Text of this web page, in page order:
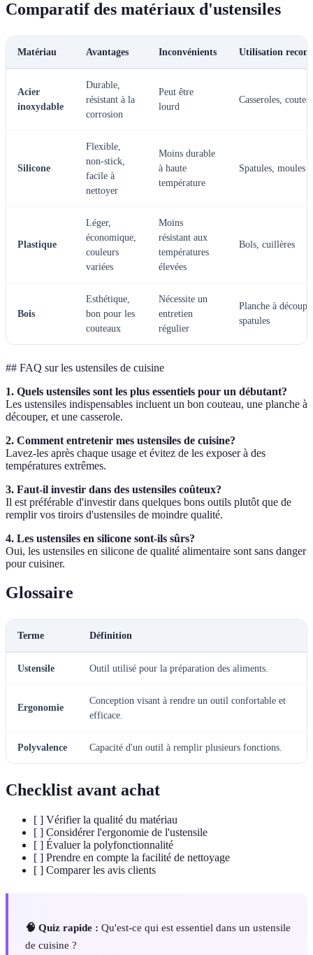
Comparatif des matériaux d'ustensiles
Matériau Avantages Inconvénients Utilisation
Acier
inoxydable
Durable,
résistant à la
corrosion
Peut être
lourd
Casseroles,
Silicone
Flexible,
non-stick,
facile à
nettoyer
Moins durable
à haute
température
Spatules, moules
Plastique
Léger,
économique,
couleurs
variées
Moins
résistant aux
températures
élevées
Bols, cuillères
Bois
Esthétique,
bon pour les
couteaux
Nécessite un
entretien
régulier
Planche à
spatules
## FAQ sur les ustensiles de cuisine
1. Quels ustensiles sont les plus essentiels pour un débutant?
Les ustensiles indispensables incluent un bon couteau, une planche à
découper, et une casserole.
2. Comment entretenir mes ustensiles de cuisine?
Lavez-les après chaque usage et évitez de les exposer à des
températures extrêmes.
3. Faut-il investir dans des ustensiles coûteux?
Il est préférable d'investir dans quelques bons outils plutôt que de
remplir vos tiroirs d'ustensiles de moindre qualité.
4. Les ustensiles en silicone sont-ils sûrs?
Oui, les ustensiles en silicone de qualité alimentaire sont sans danger
pour cuisiner.
Glossaire
Terme Définition
Ustensile Outil utilisé pour la préparation des aliments.
Ergonomie
Conception visant à rendre un outil confortable et
efficace.
Polyvalence Capacité d'un outil à remplir plusieurs fonctions.
Checklist avant achat
[ ] Vérifier la qualité du matériau
[ ] Considérer l'ergonomie de l'ustensile
[ ] Évaluer la polyfonctionnalité
[ ] Prendre en compte la facilité de nettoyage
[ ] Comparer les avis clients
🧠 Quiz rapide : Qu'est-ce qui est essentiel dans un ustensile
de cuisine ?